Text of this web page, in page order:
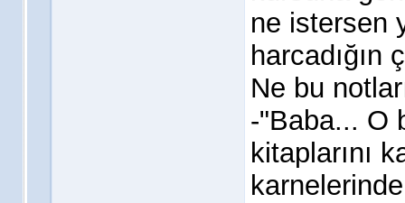
ne istersen
harcadığın
Ne bu
-"Baba... O
kitaplarını